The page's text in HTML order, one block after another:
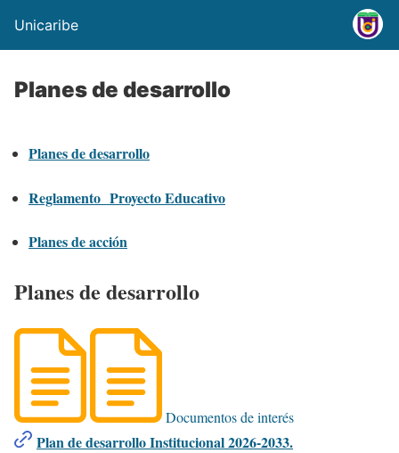
Unicaribe
Planes de desarrollo
Planes de desarrollo
Reglamento Proyecto Educativo
Planes de acción
Planes de desarrollo
Documentos de interés
Plan de desarrollo Institucional 2026-2033.